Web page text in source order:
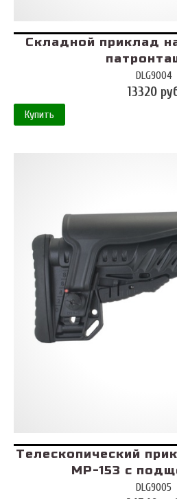
Складной приклад
DLG9004
13320
Купить
Телескопический
МР-153 с
DLG9005